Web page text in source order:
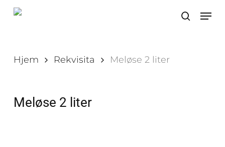
Skip
search
Hjem Rekvisita Meløse 2 liter
Meløse 2 liter